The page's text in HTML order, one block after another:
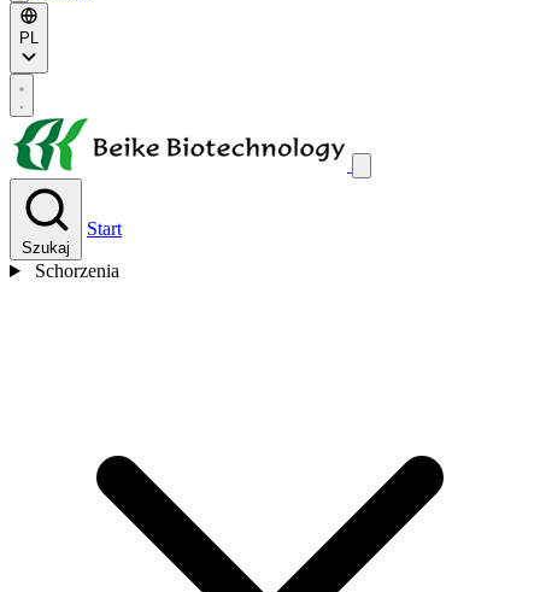
PL
Szukaj
Start
Schorzenia